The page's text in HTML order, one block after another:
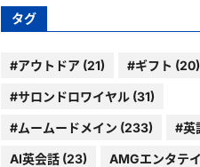
ー
タグ
#アウトドア(21) #ギフト (20)
#サロンドロワイヤル(31)
#ムームードメイン (233) #英
AI英会話(23) AMGエンタテ